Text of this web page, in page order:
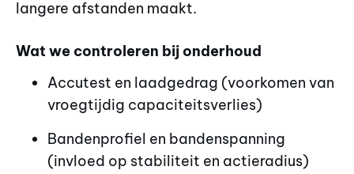
langere afstanden maakt.
Wat we controleren bij onderhoud
Accutest en laadgedrag (voorkomen van
vroegtijdig capaciteitsverlies)
Bandenprofiel en bandenspanning
(invloed op stabiliteit en actieradius)